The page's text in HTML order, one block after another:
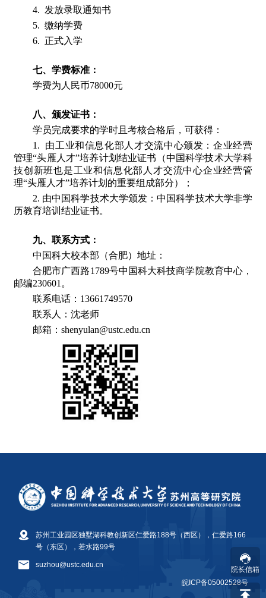
苏州工业园区独墅湖科教创新区仁爱路188号（西区），仁爱路166
号（东区），若水路99号
suzhou@ustc.edu.cn
皖ICP备05002528号
院长信箱